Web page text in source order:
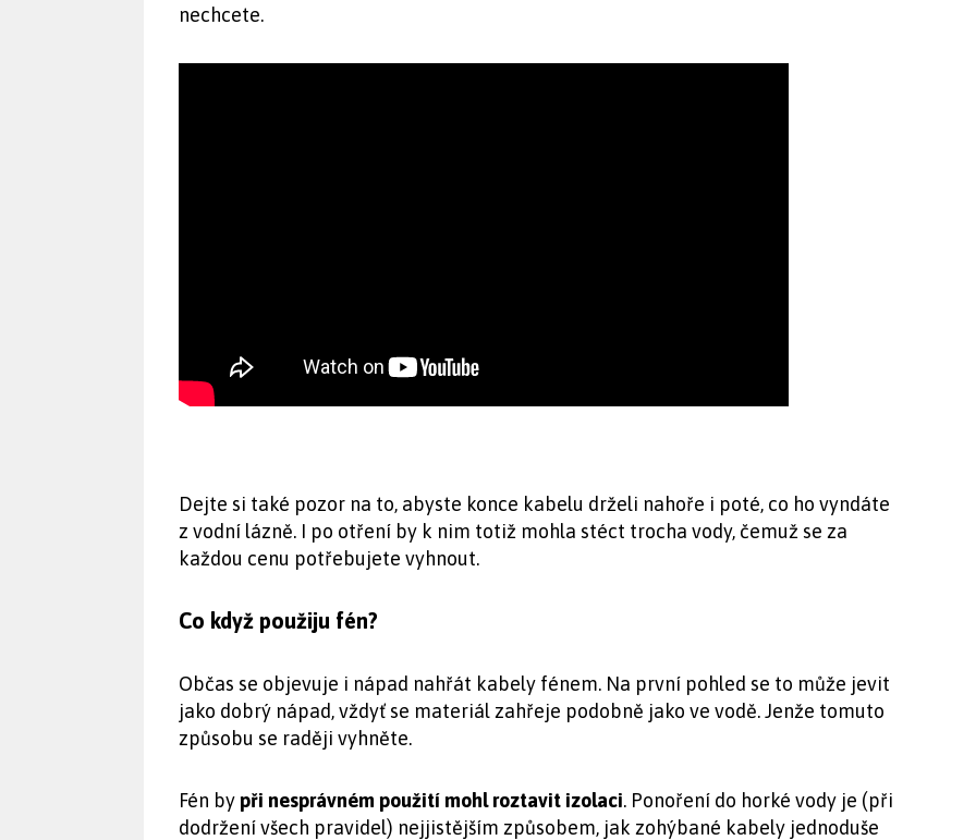
nechcete.
Dejte si také pozor na to, abyste konce kabelu drželi nahoře i poté, co ho vyndáte
z vodní lázně. I po otření by k nim totiž mohla stéct trocha vody, čemuž se za
každou cenu potřebujete vyhnout.
Co když použiju fén?
Občas se objevuje i nápad nahřát kabely fénem. Na první pohled se to může jevit
jako dobrý nápad, vždyť se materiál zahřeje podobně jako ve vodě. Jenže tomuto
způsobu se raději vyhněte.
Fén bypři nesprávném použití mohl roztavit izolaci. Ponoření do horké vody je (při
dodržení všech pravidel) nejjistějším způsobem, jak zohýbané kabely jednoduše